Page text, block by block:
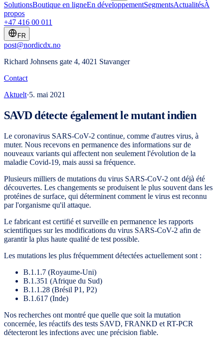
SolutionsBoutique en ligneEn développementSegmentsActualitésÀ
propos
+47 416 00 011
FR
post@nordicdx.no
Richard Johnsens gate 4, 4021 Stavanger
Contact
Aktuelt·5. mai 2021
SAVD détecte également le mutant indien
Le coronavirus SARS-CoV-2 continue, comme d'autres virus, à
muter. Nous recevons en permanence des informations sur de
nouveaux variants qui affectent non seulement l'évolution de la
maladie Covid-19, mais aussi sa fréquence.
Plusieurs milliers de mutations du virus SARS-CoV-2 ont déjà été
découvertes. Les changements se produisent le plus souvent dans les
protéines de surface, qui déterminent comment le virus est reconnu
par l'organisme qu'il attaque.
Le fabricant est certifié et surveille en permanence les rapports
scientifiques sur les modifications du virus SARS-CoV-2 afin de
garantir la plus haute qualité de test possible.
Les mutations les plus fréquemment détectées actuellement sont :
B.1.1.7 (Royaume-Uni)
B.1.351 (Afrique du Sud)
B.1.1.28 (Brésil P1, P2)
B.1.617 (Inde)
Nos recherches ont montré que quelle que soit la mutation
concernée, les réactifs des tests SAVD, FRANKD et RT-PCR
détecteront les infections avec une précision fiable.